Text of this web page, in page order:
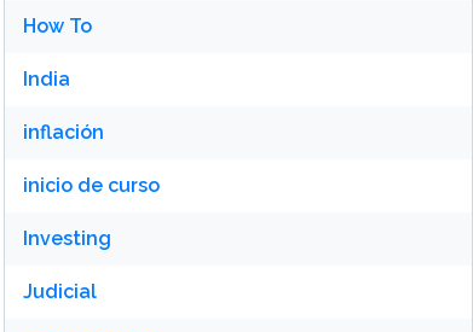
How To
India
inflación
inicio de curso
Investing
Judicial